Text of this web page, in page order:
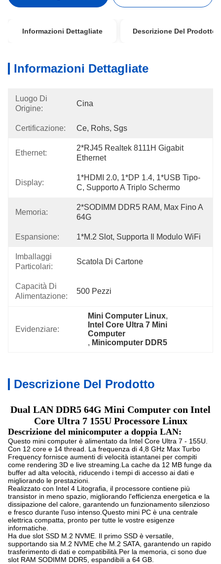
Informazioni Dettagliate Descrizione Del Prodotto
Informazioni Dettagliate
Luogo Di
Origine:
Cina
Certificazione: Ce, Rohs, Sgs
Ethernet:
2*RJ45 Realtek 8111H Gigabit
Ethernet
Display:
1*HDMI 2.0, 1*DP 1.4, 1*USB Tipo-
C, Supporto A Triplo Schermo
Memoria:
2*SODIMM DDR5 RAM, Max Fino A
64G
Espansione: 1*M.2 Slot, Supporta Il Modulo WiFi
Imballaggi
Particolari:
Scatola Di Cartone
Capacità Di
Alimentazione:
500 Pezzi
Evidenziare:
Mini Computer Linux,
Intel Core Ultra 7 Mini
Computer
, Minicomputer DDR5
Descrizione Del Prodotto
Dual LAN DDR5 64G Mini Computer con Intel
Core Ultra 7 155U Processore Linux
Descrizione del minicomputer a doppia LAN:
Questo mini computer è alimentato da Intel Core Ultra 7 - 155U.
Con 12 core e 14 thread. La frequenza di 4,8 GHz Max Turbo
Frequency fornisce aumenti di velocità istantanei per compiti
come rendering 3D e live streaming.La cache da 12 MB funge da
buffer ad alta velocità, riducendo i tempi di accesso ai dati e
migliorando le prestazioni.
Realizzato con Intel 4 Litografia, il processore contiene più
transistor in meno spazio, migliorando l'efficienza energetica e la
dissipazione del calore, garantendo un funzionamento silenzioso
e fresco durante l'uso intenso.Questo mini PC è una centrale
elettrica compatta, pronto per tutte le vostre esigenze
informatiche.
Ha due slot SSD M.2 NVME. Il primo SSD è versatile,
supportando sia M.2 NVME che M.2 SATA, garantendo un rapido
trasferimento di dati e compatibilità. Per la memoria, ci sono due
slot RAM SODIMM DDR5, espandibili a 64 GB.